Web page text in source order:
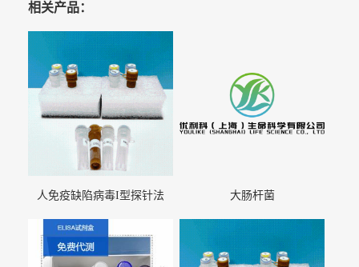
相关产品：
人免疫缺陷病毒I型探针法
大肠杆菌